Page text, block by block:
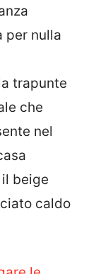
per nulla
trapunte
che
nel
beige
caldo